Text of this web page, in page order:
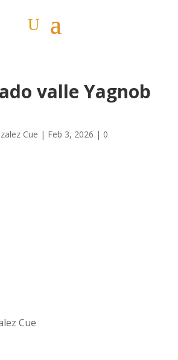
valle Yagnob
Cue | Feb 3, 2026 | 0
Cue